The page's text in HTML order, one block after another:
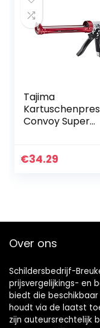
Tajima
Convoy Super
€34.29
Over ons
Schildersbedrijf-
prijsvergelijkings- en
biedt die
houdt via de laatst
zijn auteursrechtelijk